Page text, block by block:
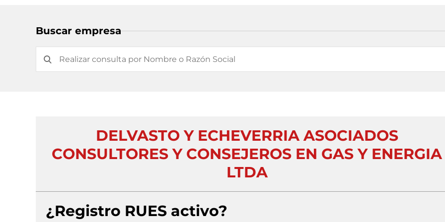
Buscar empresa
DELVASTO Y ECHEVERRIA ASOCIADOS
CONSULTORES Y CONSEJEROS EN GAS Y ENERGIA
LTDA
¿Registro RUES activo?